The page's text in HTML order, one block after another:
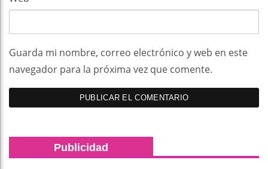
Guarda mi nombre, correo electrónico y web en este
navegador para la próxima vez que comente.
Publicidad